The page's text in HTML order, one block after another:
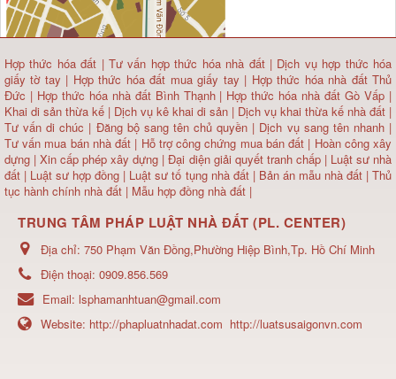
Hợp thức hóa đất |Tư vấn hợp thức hóa nhà đất| Dịch vụ hợp thức hóa
giấy tờ tay | Hợp thức hóa đất mua giấy tay | Hợp thức hóa nhà đất Thủ
Đức | Hợp thức hóa nhà đất Bình Thạnh | Hợp thức hóa nhà đất Gò Vấp |
Khai di sản thừa kế | Dịch vụ kê khai di sản | Dịch vụ khai thừa kế nhà đất |
Tư vấn di chúc | Đăng bộ sang tên chủ quyền | Dịch vụ sang tên nhanh |
Tư vấn mua bán nhà đất | Hỗ trợ công chứng mua bán đất | Hoàn công xây
dựng | Xin cấp phép xây dựng |Đại diện giải quyết tranh chấp | Luật sư nhà
đất | Luật sư hợp đồng | Luật sư tố tụng nhà đất | Bản án mẫu nhà đất|Thủ
tục hành chính nhà đất | Mẫu hợp đồng nhà đất |
TRUNG TÂM PHÁP LUẬT NHÀ ĐẤT (PL. CENTER)
Địa chỉ: 750 Phạm Văn Đồng,Phường Hiệp Bình,Tp. Hồ Chí Minh
Điện thoại: 0909.856.569
Email: lsphamanhtuan@gmail.com
Website: http://phapluatnhadat.com http://luatsusaigonvn.com